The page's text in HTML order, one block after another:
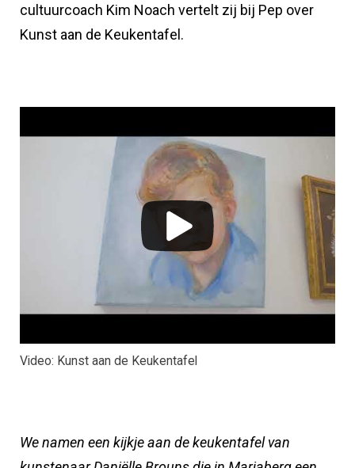
cultuurcoach Kim Noach vertelt zij bij Pep over
Kunst aan de Keukentafel.
Video: Kunst aan de Keukentafel
We namen een kijkje aan de keukentafel van